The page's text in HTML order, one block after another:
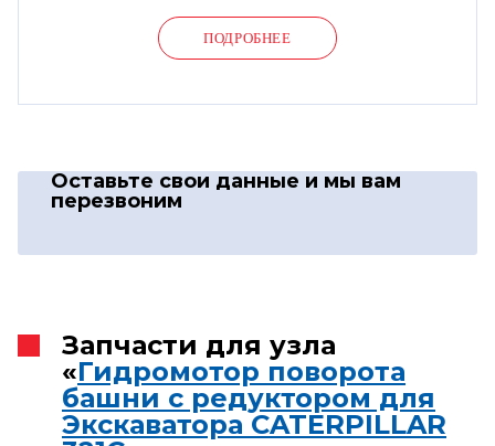
ПОДРОБНЕЕ
Оставьте свои данные и мы вам
перезвоним
Запчасти для узла
«Гидромотор поворота
башни с редуктором для
Экскаватора CATERPILLAR